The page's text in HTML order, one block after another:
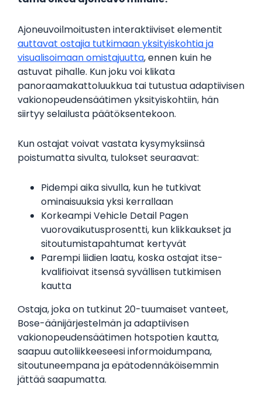
Ajoneuvoilmoitusten interaktiiviset elementit
auttavat ostajia tutkimaan yksityiskohtia ja
visualisoimaan omistajuutta, ennen kuin he
astuvat pihalle. Kun joku voi klikata
panoraamakattoluukkua tai tutustua adaptiivisen
vakionopeudensäätimen yksityiskohtiin, hän
siirtyy selailusta päätöksentekoon.
Kun ostajat voivat vastata kysymyksiinsä
poistumatta sivulta, tulokset seuraavat:
Pidempi aika sivulla, kun he tutkivat
ominaisuuksia yksi kerrallaan
Korkeampi Vehicle Detail Pagen
vuorovaikutusprosentti, kun klikkaukset ja
sitoutumistapahtumat kertyvät
Parempi liidien laatu, koska ostajat itse-
kvalifioivat itsensä syvällisen tutkimisen
kautta
Ostaja, joka on tutkinut 20-tuumaiset vanteet,
Bose-äänijärjestelmän ja adaptiivisen
vakionopeudensäätimen hotspotien kautta,
saapuu autoliikkeeseesi informoidumpana,
sitoutuneempana ja epätodennäköisemmin
jättää saapumatta.